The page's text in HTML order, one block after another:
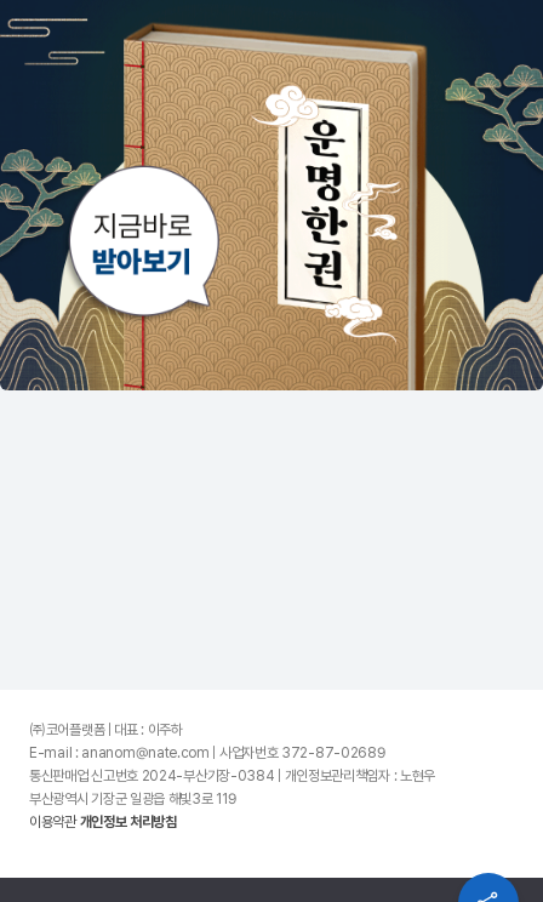
㈜코어플랫폼 | 대표 : 이주하
E-mail : ananom@nate.com | 사업자번호 372-87-02689
통신판매업 신고번호 2024-부산기장-0384 | 개인정보관리책임자 : 노현우
부산광역시 기장군 일광읍 해빛3로 119
이용약관 개인정보 처리방침